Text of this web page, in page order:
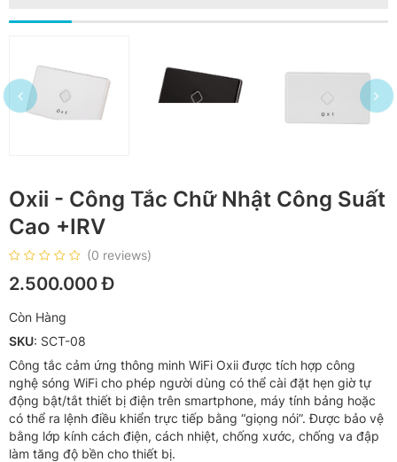
Oxii - Công Tắc Chữ Nhật Công Suất
Cao +IRV
(0 reviews)
2.500.000 Đ
Còn Hàng
SKU: SCT-08
Công tắc cảm ứng thông minh WiFi Oxii được tích hợp công
nghệ sóng WiFi cho phép người dùng có thể cài đặt hẹn giờ tự
động bật/tắt thiết bị điện trên smartphone, máy tính bảng hoặc
có thể ra lệnh điều khiển trực tiếp bằng “giọng nói”. Được bảo vệ
bằng lớp kính cách điện, cách nhiệt, chống xước, chống va đập
làm tăng độ bền cho thiết bị.